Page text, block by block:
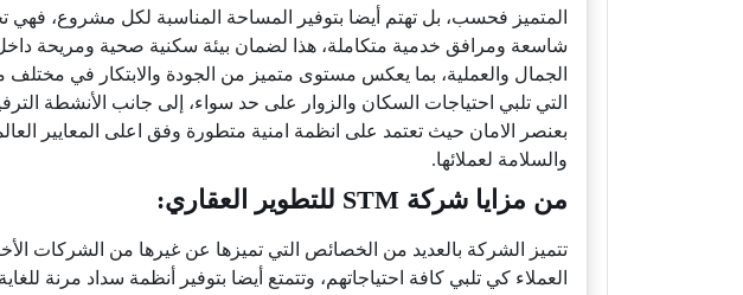
المتميز فحسب، بل تهتم أيضا بتوفير المساحة المناسبة لكل مشروع،
الجمال والعملية، بما يعكس مستوى متميز من الجودة والابتكار في مختلف
التي تلبي احتياجات السكان والزوار على حد سواء، إلى جانب الأنشطة
بعنصر الامان حيث تعتمد على انظمة امنية متطورة وفق اعلى المعايير
والسلامة لعملائها.
من مزايا شركة STM للتطوير العقاري:
تتميز الشركة بالعديد من الخصائص التي تميزها عن غيرها من الشركات
العملاء كي تلبي كافة احتياجاتهم، وتتمتع أيضا بتوفير أنظمة سداد مرنة